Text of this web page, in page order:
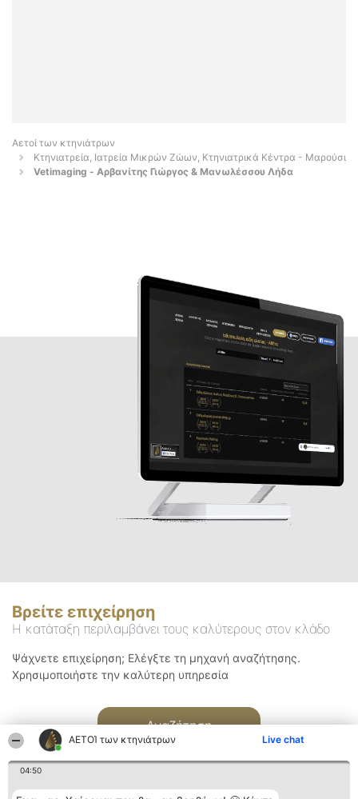
ΑΕΤΟΊ των κτηνιάτρων Live chat
04:50
Αετοί των κτηνιάτρων
Κτηνιατρεία, Ιατρεία Μικρών Ζώων, Κτηνιατρικά Κέντρα - Μαρούσι
Vetimaging - Αρβανίτης Γιώργος & Μανωλέσσου Λήδα
Βρείτε επιχείρηση
Η κατάταξη περιλαμβάνει τους καλύτερους στον κλάδο
Ψάχνετε επιχείρηση; Ελέγξτε τη μηχανή αναζήτησης.
Χρησιμοποιήστε την καλύτερη υπηρεσία
Αναζήτηση